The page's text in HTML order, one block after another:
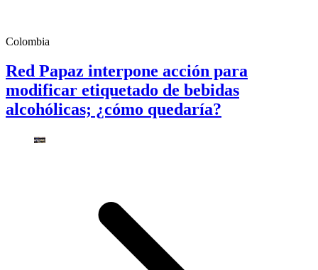
Colombia
Red Papaz interpone acción para
modificar etiquetado de bebidas
alcohólicas; ¿cómo quedaría?